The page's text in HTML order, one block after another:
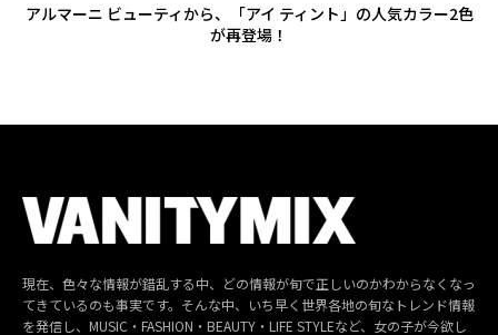
アルマーニ ビューティから、「アイ ティント」の人気カラー2色
が再登場！
現在、色々な情報が錯乱する中、どの情報が旬で正しいのかわからなくなっ
てきているのも事実です。そんな中、いち早く世界各地の旬なトレンド情報
を発信し、MUSIC・FASHION・BEAUTY・LIFE STYLEなど、女の子が今欲し